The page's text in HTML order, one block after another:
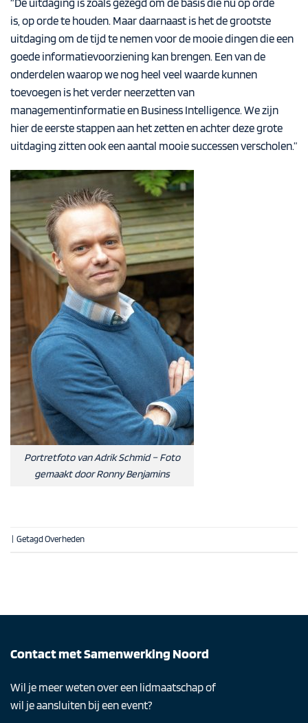
is, op ordete houden. Maar daarnaast is hetde grootste
uitdaging om detijd te nemen voorde mooie dingendie een
goede informatievoorziening kan brengen. Een van de
onderdelen waarop we nog heel veel waarde kunnen
toevoegen is het verder neerzetten van
managementinformatieen Business Intelligence. We zijn
hier de eerste stappen aan het zetten enachter deze grote
uitdaging zitten ook een aantal mooie successen verscholen.”
Portretfoto van Adrik Schmid – Foto
gemaakt door Ronny Benjamins
| GetagdOverheden
Contact met Samenwerking Noord
Wil je meer weten over een lidmaatschap of
wil je aansluiten bij een event?